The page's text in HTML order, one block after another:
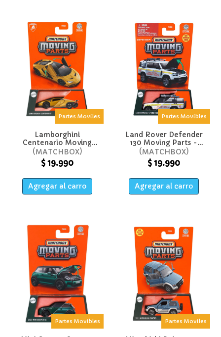
Partes Moviles
Lamborghini
Centenario Moving
Parts - Matchbox
MATCHBOX
$ 19.990
Agregar al carro
Partes Movibles
Land Rover Defender
130 Moving Parts -
Matchbox
MATCHBOX
$ 19.990
Agregar al carro
Partes Movibles Partes Moviles